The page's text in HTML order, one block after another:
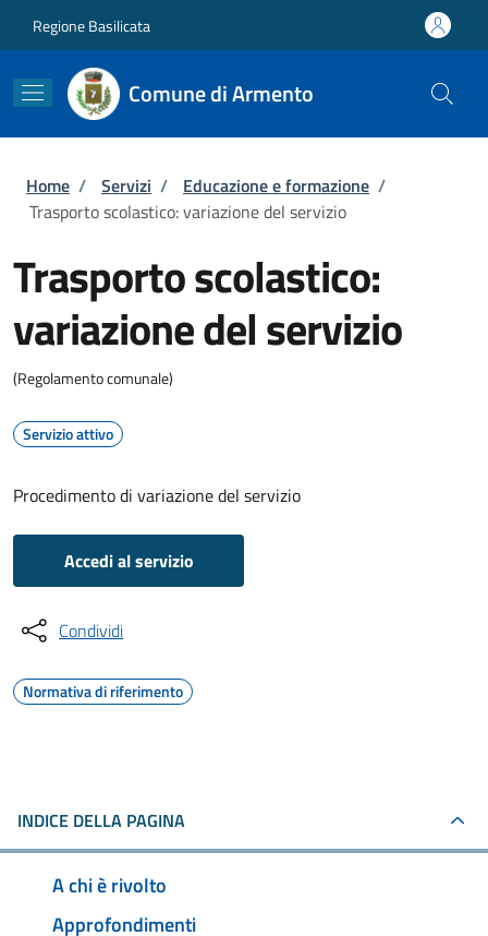
Regione Basilicata
Comune di Armento
Briciole di pane
Home / Servizi / Educazione e formazione /
Trasporto scolastico: variazione del servizio
Trasporto scolastico:
variazione del servizio
(Regolamento comunale)
Servizio attivo
Procedimento di variazione del servizio
Accedi al servizio
Condividi
Normativa di riferimento
INDICE DELLA PAGINA
A chi è rivolto
Approfondimenti